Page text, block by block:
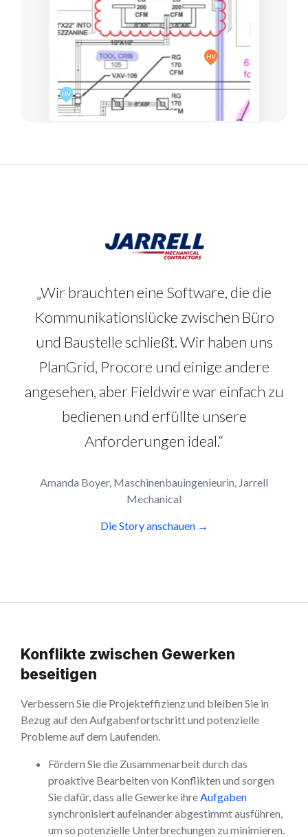
„Wir brauchten eine Software, die die
Kommunikationslücke zwischen Büro
und Baustelle schließt. Wir haben uns
PlanGrid, Procore und einige andere
angesehen, aber Fieldwire war einfach zu
bedienen und erfüllte unsere
Anforderungen ideal.“
Amanda Boyer, Maschinenbauingenieurin, Jarrell
Mechanical
Die Story anschauen →
Konflikte zwischen Gewerken
beseitigen
Verbessern Sie die Projekteffizienz und bleiben Sie in
Bezug auf den Aufgabenfortschritt und potenzielle
Probleme auf dem Laufenden.
Fördern Sie die Zusammenarbeit durch das
proaktive Bearbeiten von Konflikten und sorgen
Sie dafür, dass alle Gewerke ihre Aufgaben
synchronisiert aufeinander abgestimmt ausführen,
um so potenzielle Unterbrechungen zu minimieren.